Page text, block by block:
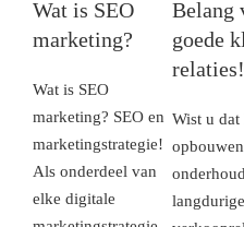
Wat is SEO
marketing?
Wat is SEO
marketing? SEO en
marketingstrategie! ​
Als onderdeel van
elke digitale
Belang
goede
relaties!
Wist u dat
langdurige